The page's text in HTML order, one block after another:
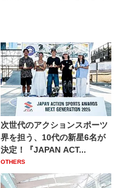
次世代のアクションスポーツ
界を担う、10代の新星6名が
決定！『JAPAN ACT...
OTHERS